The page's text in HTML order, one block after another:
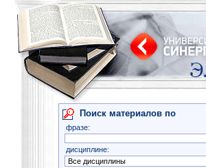
Поиск материалов по
фразе:
дисциплине: